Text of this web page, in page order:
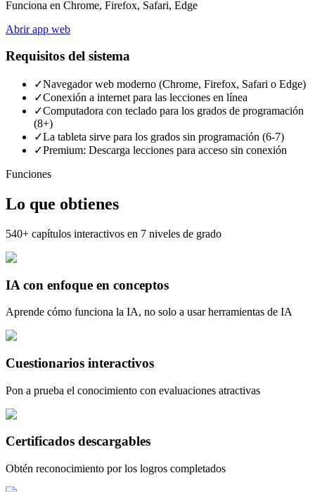
Funciona en Chrome, Firefox, Safari, Edge
Abrir app web
Requisitos del sistema
✓Navegador web moderno (Chrome, Firefox, Safari o Edge)
✓Conexión a internet para las lecciones en línea
✓Computadora con teclado para los grados de programación
(8+)
✓La tableta sirve para los grados sin programación (6-7)
✓Premium: Descarga lecciones para acceso sin conexión
Funciones
Lo que obtienes
540+ capítulos interactivos en 7 niveles de grado
IA con enfoque en conceptos
Aprende cómo funciona la IA, no solo a usar herramientas de IA
Cuestionarios interactivos
Pon a prueba el conocimiento con evaluaciones atractivas
Certificados descargables
Obtén reconocimiento por los logros completados